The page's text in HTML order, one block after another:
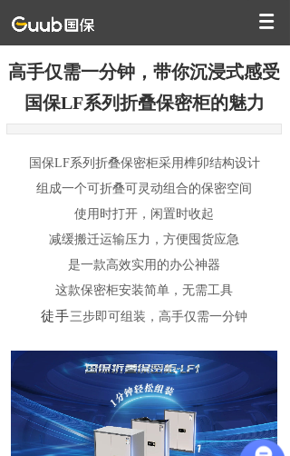
高手仅需一分钟，带你沉浸式感受
国保LF系列折叠保密柜的魅力
国保LF系列折叠保密柜采用榫卯结构设计
组成一个可折叠可灵动组合的保密空间
使用时打开，闲置时收起
减缓搬迁运输压力，方便囤货应急
是一款高效实用的办公神器
这款保密柜安装简单，无需工具
徒手三步即可组装，高手仅需一分钟